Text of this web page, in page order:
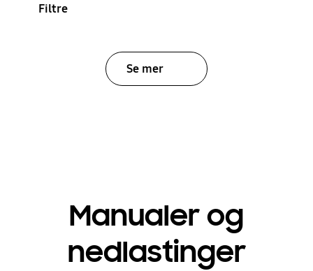
Filtre
Se mer
Manualer og
nedlastinger